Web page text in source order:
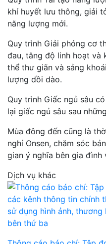
khí huyết lưu thông, giải
năng lượng mới.
Quy trình Giải phóng cơ
đau, tăng độ linh hoạt và
thể thư giãn và sảng
lượng dồi dào.
Quy trình Giấc ngủ sâu
lại giấc ngủ sâu sau
Mùa đông đến cũng là
nghỉ Onsen, chăm sóc
gian ý nghĩa bên gia đình
Dịch vụ khác